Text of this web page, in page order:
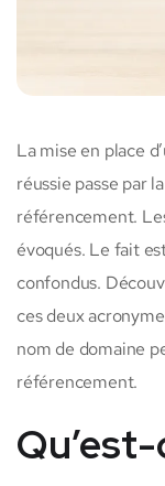
La mise en place
réussie passe par
référencement.
évoqués. Le fait
confondus.
ces deux
nom de domaine
référencement.
Qu’est-